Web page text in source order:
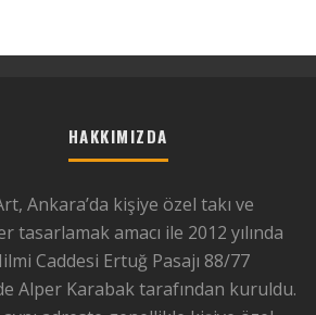
HAKKIMIZDA
Ankara’da kişiye özel takı ve
tasarlamak amacı ile 2012 yılında
Caddesi Ertuğ Pasajı 88/77
Alper Karabak tarafından kuruldu.